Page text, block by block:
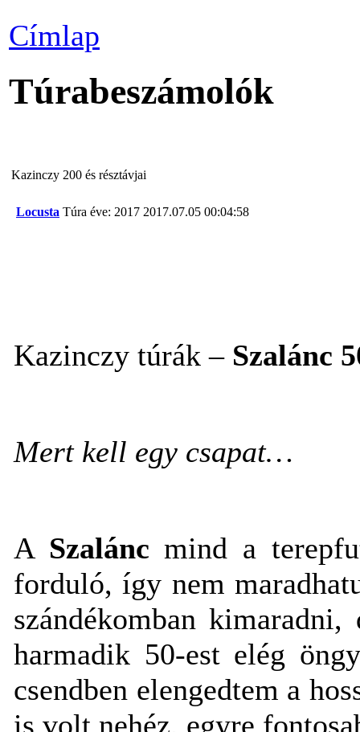
Címlap
Túrabeszámolók
Kazinczy 200 és résztávjai
Locusta Túra éve: 2017 2017.07.05 00:04:58
Kazinczy túrák – Szalánc
Mert kell egy csapat…
A Szalánc mind a
forduló, így nem
szándékomban
harmadik 50-est elég
csendben elengedtem a
is volt nehéz, egyre